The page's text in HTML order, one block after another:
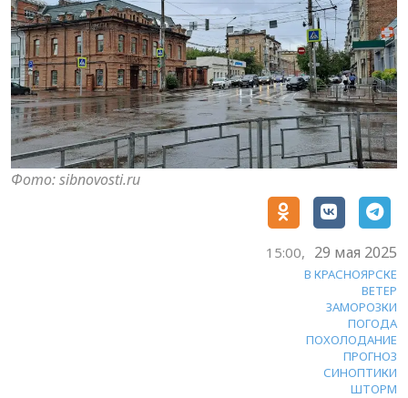
Фото: sibnovosti.ru
15:00, 29 мая 2025
В КРАСНОЯРСКЕ
ВЕТЕР
ЗАМОРОЗКИ
ПОГОДА
ПОХОЛОДАНИЕ
ПРОГНОЗ
СИНОПТИКИ
ШТОРМ